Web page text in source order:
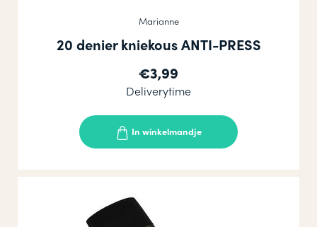
Marianne
20 denier kniekous ANTI-PRESS
€3,99
Deliverytime
In winkelmandje